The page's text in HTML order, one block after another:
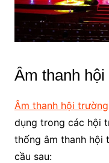
Âm thanh
Âm thanh hội trường
dụng trong các hội
thống âm thanh hội
cầu sau: